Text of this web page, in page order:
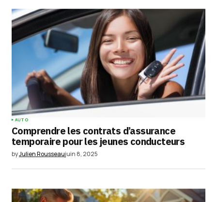
Submit Comment
AUTO
Comprendre les contrats d’assurance
temporaire pour les jeunes conducteurs
byJulien Rousseaujuin 8, 2025